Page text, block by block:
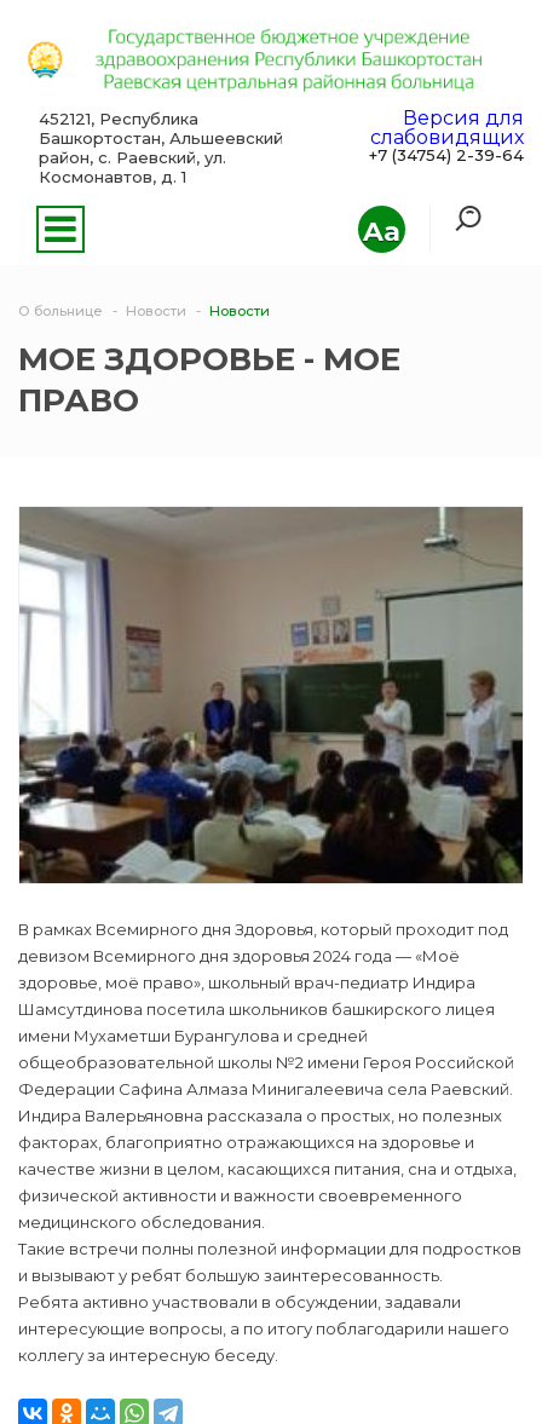
Aa
452121, Республика
Башкортостан, Альшеевский
район, с. Раевский, ул.
Космонавтов, д. 1
Версия для
слабовидящих
+7 (34754) 2-39-64
О больнице Новости Новости
МОЕ ЗДОРОВЬЕ - МОЕ
ПРАВО
В рамках Всемирного дня Здоровья, который проходит под
девизом Всемирного дня здоровья 2024 года — «Моё
здоровье, моё право», школьный врач-педиатр Индира
Шамсутдинова посетила школьников башкирского лицея
имени Мухаметши Бурангулова и средней
общеобразовательной школы №2 имени Героя Российской
Федерации Сафина Алмаза Минигалеевича села Раевский.
Индира Валерьяновна рассказала о простых, но полезных
факторах, благоприятно отражающихся на здоровье и
качестве жизни в целом, касающихся питания, сна и отдыха,
физической активности и важности своевременного
медицинского обследования.
Такие встречи полны полезной информации для подростков
и вызывают у ребят большую заинтересованность.
Ребята активно участвовали в обсуждении, задавали
интересующие вопросы, а по итогу поблагодарили нашего
коллегу за интересную беседу.